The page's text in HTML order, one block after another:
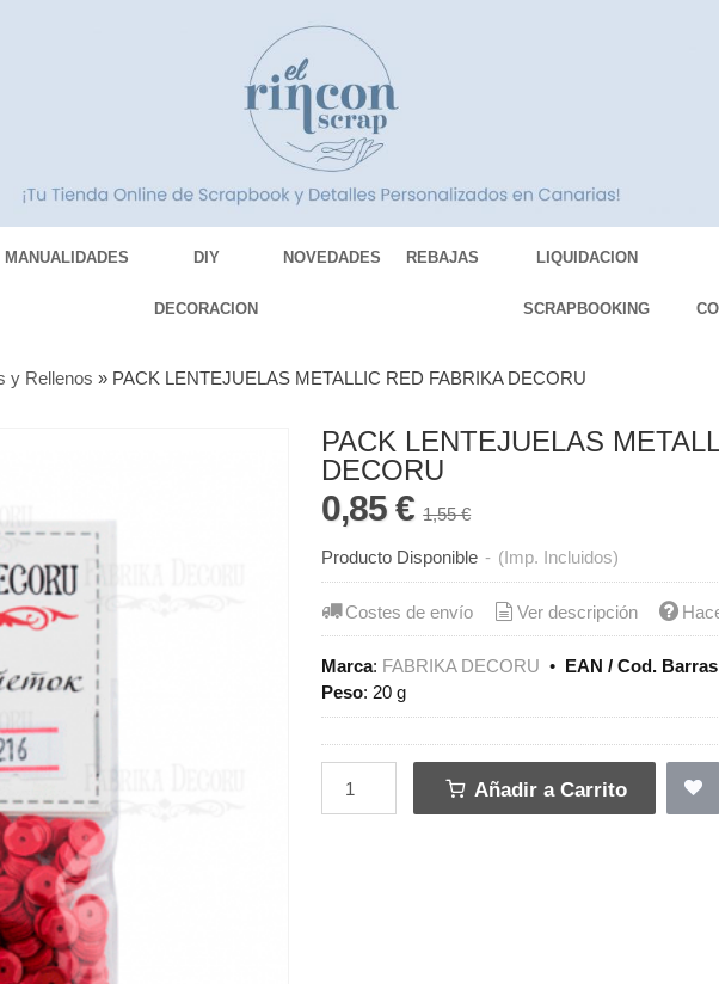
MANUALIDADES DIY
DECORACION
NOVEDADES REBAJAS LIQUIDACION
SCRAPBOOKING
y Rellenos » PACK LENTEJUELAS METALLIC RED FABRIKA DECORU
PACK LENTEJUELAS
DECORU
0,85 €1,55 €
Producto Disponible - (Imp. Incluidos)
Costes de envío Ver descripción
Marca: FABRIKA DECORU • EAN / Cod. Barras
Peso: 20 g
Añadir a Carrito